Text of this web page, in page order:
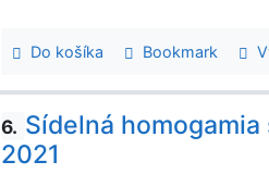
Do košíka Bookmark
6. Sídelná
2021